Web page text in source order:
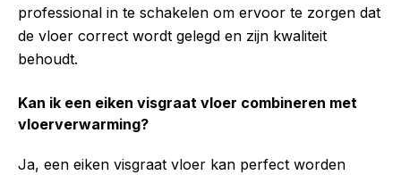
professional in te schakelen om ervoor te zorgen dat
de vloer correct wordt gelegd en zijn kwaliteit
behoudt.
Kan ik een eiken visgraat vloer combineren met
vloerverwarming?
Ja, een eiken visgraat vloer kan perfect worden